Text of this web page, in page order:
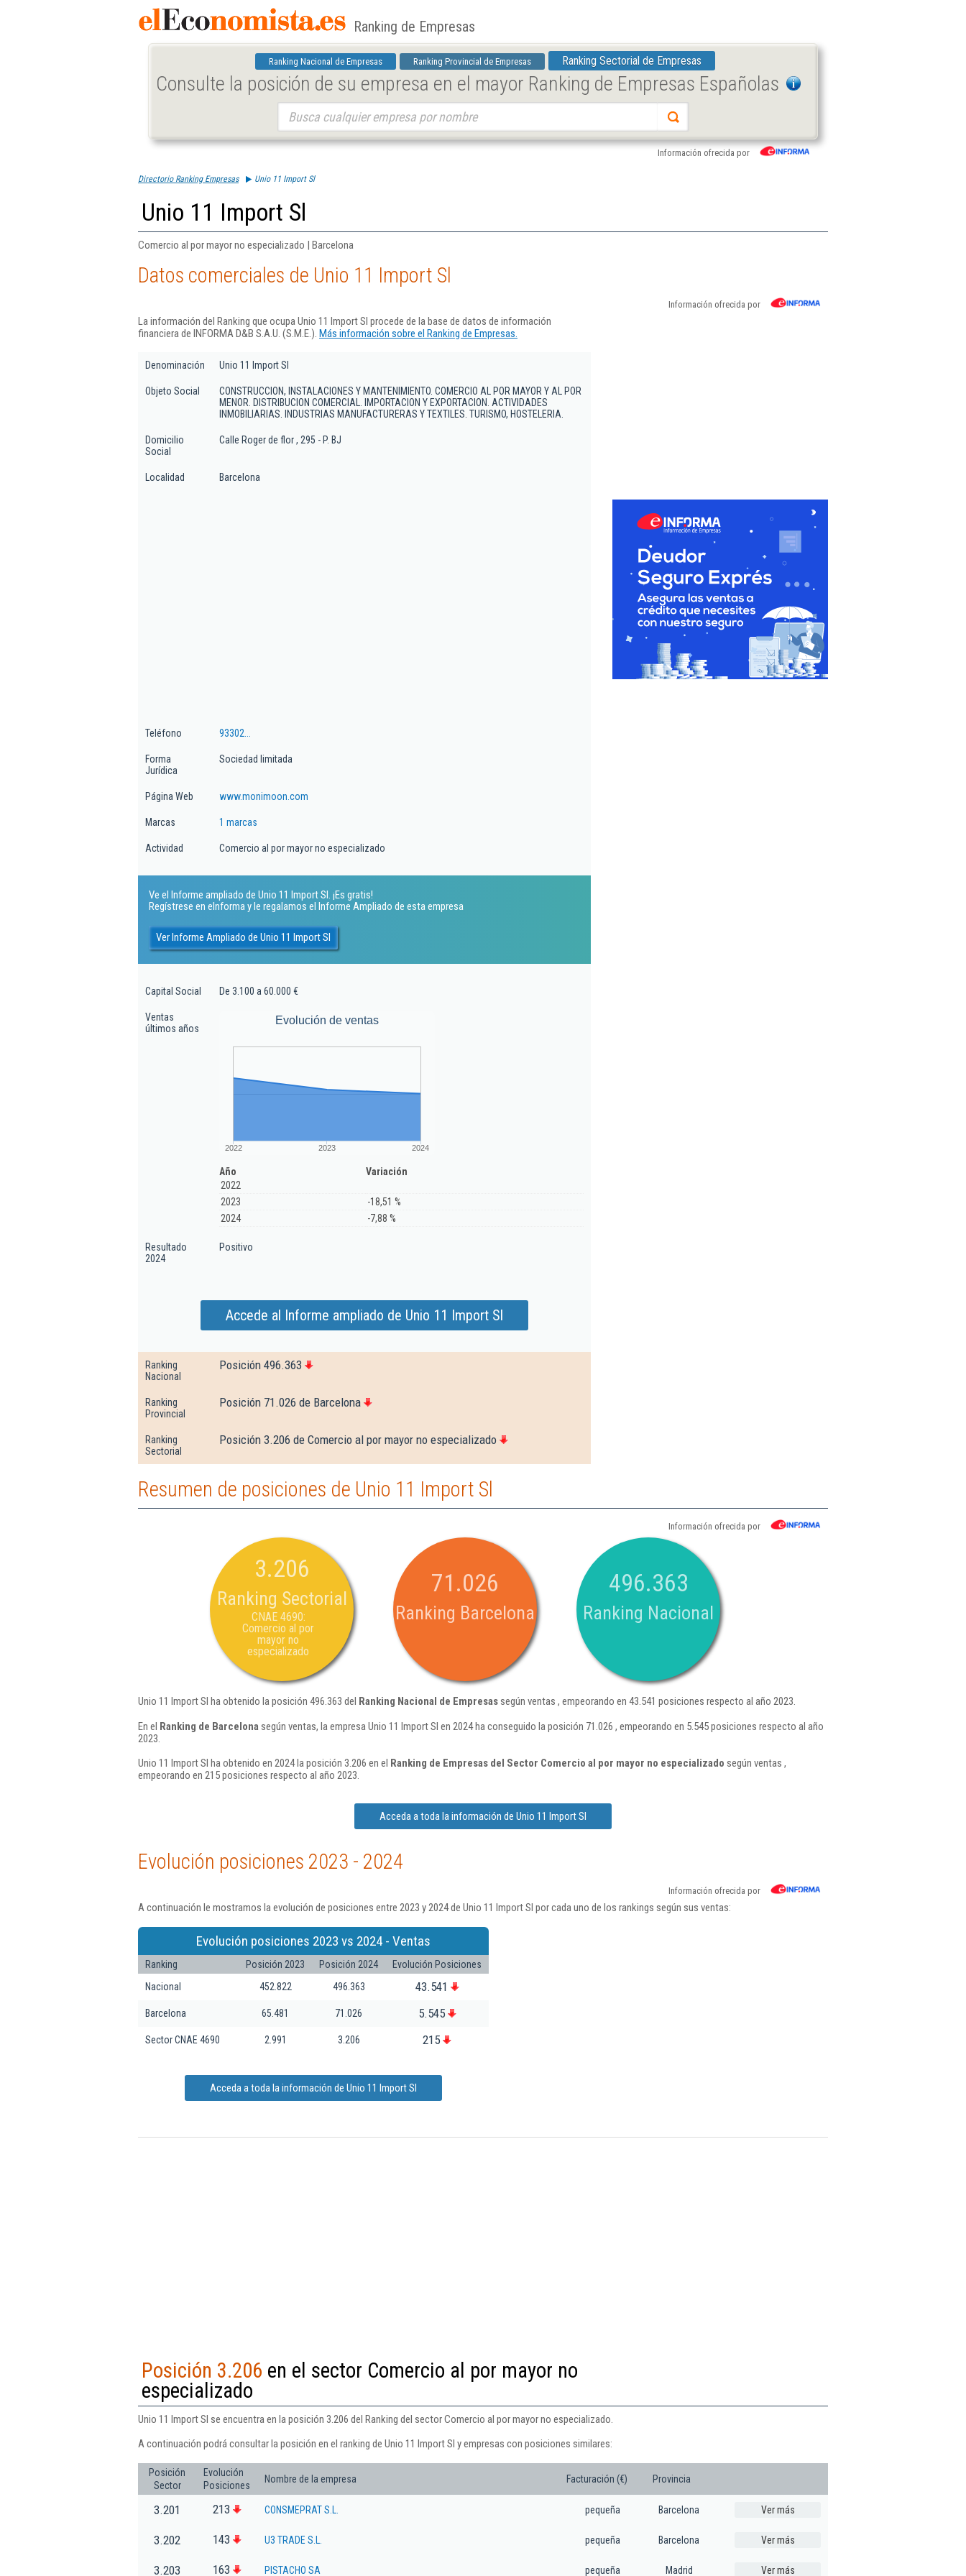
Ranking de Empresas
Ranking Nacional de Empresas Ranking Provincial de Empresas Ranking Sectorial de Empresas
Consulte la posición de su empresa en el mayor Ranking de Empresas Españolas
Información ofrecida por
Directorio Ranking Empresas Unio 11 Import Sl
Unio 11 Import Sl
Comercio al por mayor no especializado | Barcelona
Datos comerciales de Unio 11 Import Sl
Información ofrecida por
La información del Ranking que ocupa Unio 11 Import Sl procede de la base de datos de información
financiera de INFORMA D&B S.A.U. (S.M.E.). Más información sobre el Ranking de Empresas.
Denominación Unio 11 Import Sl
Objeto Social
CONSTRUCCION, INSTALACIONES Y MANTENIMIENTO. COMERCIO AL POR MAYOR Y AL POR
MENOR. DISTRIBUCION COMERCIAL. IMPORTACION Y EXPORTACION. ACTIVIDADES
INMOBILIARIAS. INDUSTRIAS MANUFACTURERAS Y TEXTILES. TURISMO, HOSTELERIA.
Domicilio
Social
Calle Roger de flor , 295 - P. BJ
Localidad Barcelona
Teléfono 93302...
Forma
Jurídica
Sociedad limitada
Página Web www.monimoon.com
Marcas 1 marcas
Actividad Comercio al por mayor no especializado
Ve el Informe ampliado de Unio 11 Import Sl. ¡Es gratis!
Regístrese en eInforma y le regalamos el Informe Ampliado de esta empresa
Ver Informe Ampliado de Unio 11 Import Sl
Capital Social De 3.100 a 60.000 €
Ventas
últimos años
Evolución de ventas
2022 2023 2024
Año
Variación
2022
2023
-18,51 %
2024
-7,88 %
Resultado
2024
Positivo
Accede al Informe ampliado de Unio 11 Import Sl
Ranking
Nacional
Posición 496.363
Ranking
Provincial
Posición 71.026 de Barcelona
Ranking
Sectorial
Posición 3.206 de Comercio al por mayor no especializado
Resumen de posiciones de Unio 11 Import Sl
Información ofrecida por
3.206
Ranking Sectorial
CNAE 4690:
Comercio al por
mayor no
especializado
71.026
Ranking Barcelona
496.363
Ranking Nacional
Unio 11 Import Sl ha obtenido la posición 496.363 del Ranking Nacional de Empresassegún ventas , empeorando en 43.541 posiciones respecto al año 2023.
En el Ranking de Barcelona según ventas, la empresa Unio 11 Import Sl en 2024 ha conseguido la posición 71.026 , empeorando en 5.545 posiciones respecto al año
2023.
Unio 11 Import Sl ha obtenido en 2024 la posición 3.206 en el Ranking de Empresas del Sector Comercio al por mayor no especializado según ventas ,
empeorando en 215 posiciones respecto al año 2023.
Acceda a toda la información de Unio 11 Import Sl
Evolución posiciones 2023 - 2024
Información ofrecida por
A continuación le mostramos la evolución de posiciones entre 2023 y 2024 de Unio 11 Import Sl por cada uno de los rankings según sus ventas:
Evolución posiciones 2023 vs 2024 - Ventas
Ranking Posición 2023 Posición 2024
Evolución Posiciones
Nacional
452.822 496.363 43.541
Barcelona 65.481 71.026 5.545
Sector CNAE 4690 2.991 3.206 215
Acceda a toda la información de Unio 11 Import Sl
Posición 3.206 en el sector Comercio al por mayor no
especializado
Unio 11 Import Sl se encuentra en la posición 3.206 del Ranking del sector Comercio al por mayor no especializado.
A continuación podrá consultar la posición en el ranking de Unio 11 Import Sl y empresas con posiciones similares:
Posición
Sector
Evolución
Posiciones
Nombre de la empresa Facturación (€) Provincia
3.201 213 CONSMEPRAT S.L. pequeña Barcelona Ver más
3.202 143 U3 TRADE S.L. pequeña Barcelona Ver más
3.203 163 PISTACHO SA pequeña Madrid Ver más